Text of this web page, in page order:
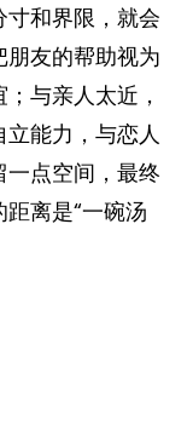
和界限，就会
友的帮助视为
与亲人太近，
能力，与恋人
点空间，最终
离是“一碗汤